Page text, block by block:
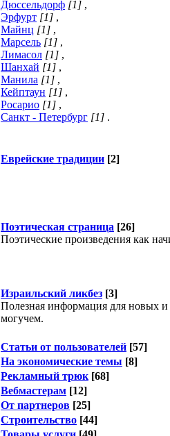
Дюссельдорф [1] ,
Эрфурт [1] ,
Майнц [1] ,
Марсель [1] ,
Лимасол [1] ,
Шанхай [1] ,
Манила [1] ,
Кейптаун [1] ,
Росарио [1] ,
Санкт - Петербург [1] .
Еврейские традиции [2]
Поэтическая страница [26]
Поэтические произведения как
Израильский ликбез [3]
Полезная информация для новых
могучем.
Статьи от пользователей [57]
На экономические темы [8]
Рекламный трюк [68]
Вебмастерам [12]
От партнеров [25]
Строительство [44]